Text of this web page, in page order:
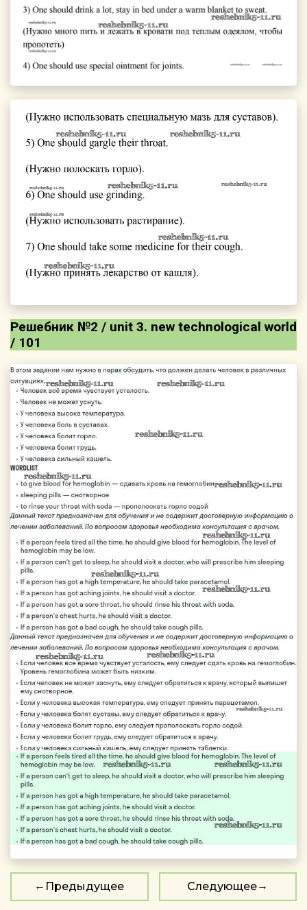
Решебник №2 / unit 3. new technological world
/ 101
Предыдущее Следующее